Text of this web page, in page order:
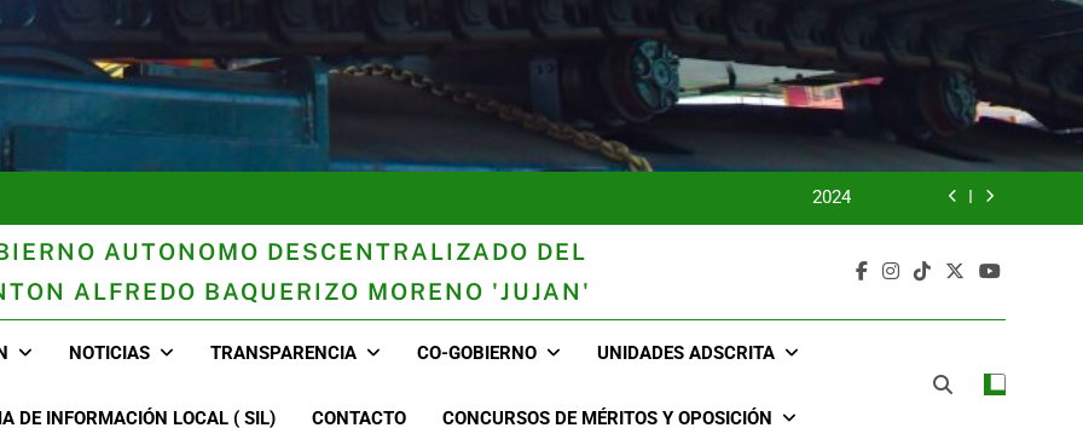
UNIDOS TRABAJANDO POR NUESTRO QUERIDO JUJAN
2024
AUTONOMO DESCENTRALIZADO DEL
ALFREDO BAQUERIZO MORENO 'JUJAN'
NOTICIAS TRANSPARENCIA CO-GOBIERNO UNIDADES ADSCRITA
DE INFORMACIÓN LOCAL ( SIL) CONTACTO CONCURSOS DE MÉRITOS Y OPOSICIÓN